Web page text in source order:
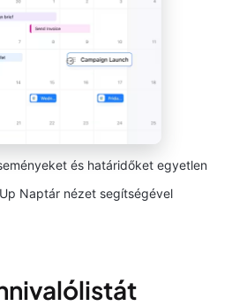
és határidőket egyetlen
Naptár nézet segítségével